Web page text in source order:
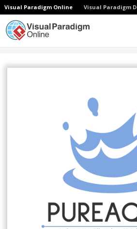
Visual Paradigm Online Visual Paradigm